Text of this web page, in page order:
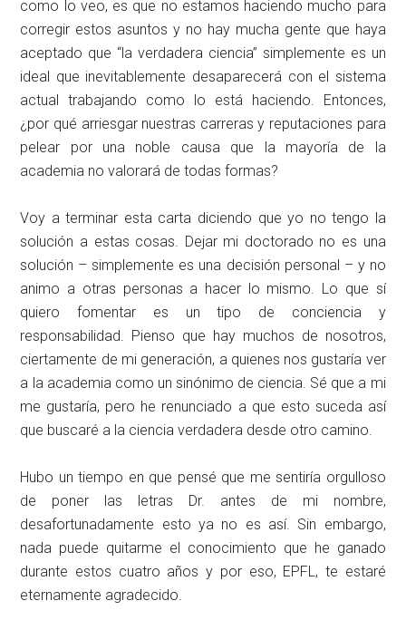
como lo veo, es que no estamos haciendo mucho para
corregir estos asuntos y no hay mucha gente que haya
aceptado que “la verdadera ciencia” simplemente es un
ideal que inevitablemente desaparecerá con el sistema
actual trabajando como lo está haciendo. Entonces,
¿por qué arriesgar nuestras carreras y reputaciones para
pelear por una noble causa que la mayoría de la
academia no valorará de todas formas?
Voy a terminar esta carta diciendo que yo no tengo la
solución a estas cosas. Dejar mi doctorado no es una
solución – simplemente es una decisión personal – y no
animo a otras personas a hacer lo mismo. Lo que sí
quiero fomentar es un tipo de conciencia y
responsabilidad. Pienso que hay muchos de nosotros,
ciertamente de mi generación, a quienes nos gustaría ver
a la academia como un sinónimo de ciencia. Sé que a mi
me gustaría, pero he renunciado a que esto suceda así
que buscaré a la ciencia verdadera desde otro camino.
Hubo un tiempo en que pensé que me sentiría orgulloso
de poner las letras Dr. antes de mi nombre,
desafortunadamente esto ya no es así. Sin embargo,
nada puede quitarme el conocimiento que he ganado
durante estos cuatro años y por eso, EPFL, te estaré
eternamente agradecido.